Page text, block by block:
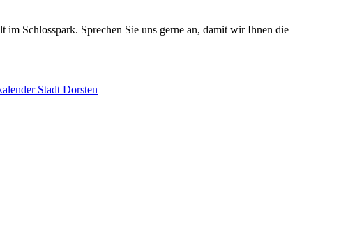
Schlosspark. Sprechen Sie uns gerne an, damit wir Ihnen die
Stadt Dorsten